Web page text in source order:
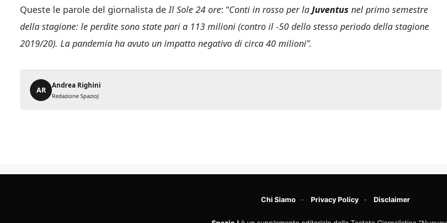
Queste le parole del giornalista de Il Sole 24 ore: “Conti in rosso per la Juventus nel primo semestre
della stagione: le perdite sono state pari a 113 milioni (contro il -50 dello stesso periodo della stagione
2019/20). La pandemia ha avuto un impatto negativo di circa 40 milioni”.
AR
Andrea Righini
Redazione SpazioJ
Chi Siamo Privacy Policy Disclaimer